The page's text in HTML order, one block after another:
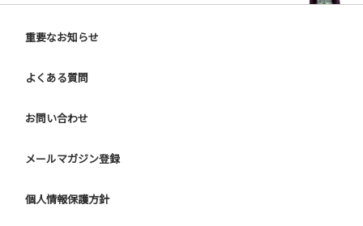
４.ご訪問客とのサイト内での面会はご遠慮願います。
６.周囲に迷惑となるような行為（夜間の大声での談笑等）や
７.BBQ台（BBQコンロやグリル）は床面から高さ60cm以上
さい。
９ ユニットハウス内のシンクでは、コンロや網などの洗浄は
重要なお知らせ
よくある質問
お問い合わせ
メールマガジン登録
個人情報保護方針